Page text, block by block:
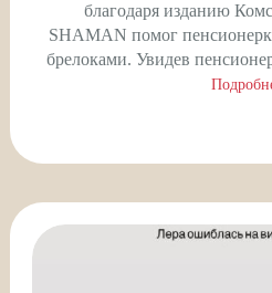
благодаря изданию
SHAMAN помог
брелоками. Увидев